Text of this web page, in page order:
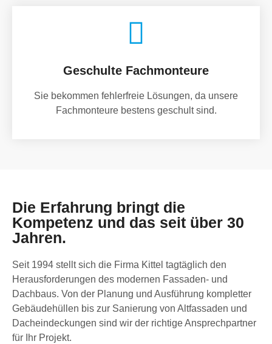
Geschulte Fachmonteure
Sie bekommen fehlerfreie Lösungen, da unsere
Fachmonteure bestens geschult sind.
Die Erfahrung bringt die
Kompetenz und das seit über 30
Jahren.
Seit 1994 stellt sich die Firma Kittel tagtäglich den
Herausforderungen des modernen Fassaden- und
Dachbaus. Von der Planung und Ausführung kompletter
Gebäudehüllen bis zur Sanierung von Altfassaden und
Dacheindeckungen sind wir der richtige Ansprechpartner
für Ihr Projekt.